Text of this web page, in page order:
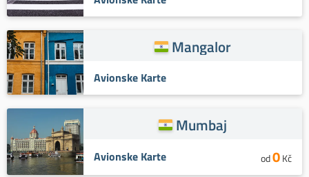
Mangalor
Avionske Karte
Mumbaj
Avionske Karte od0Kč